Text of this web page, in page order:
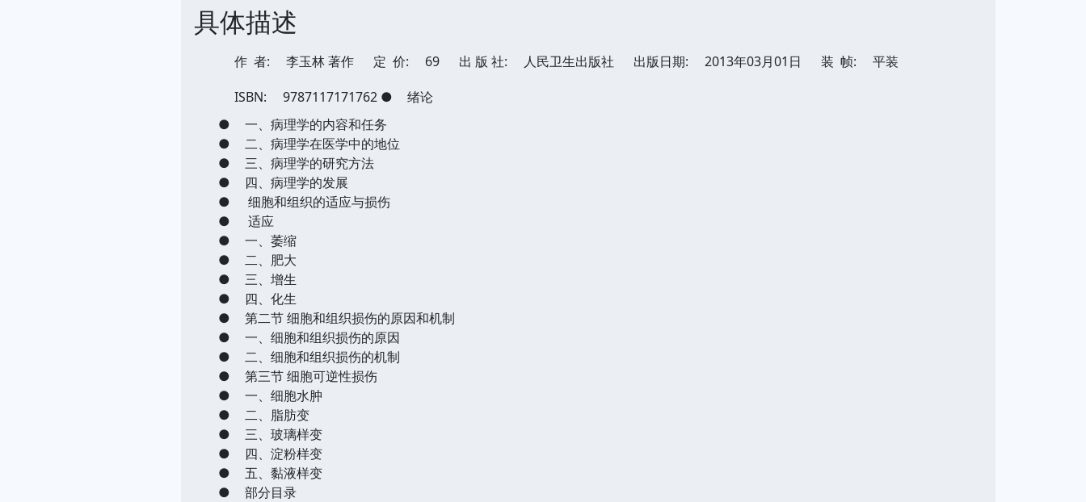
具体描述
作 者: 李玉林 著作 定 价: 69 出 版 社: 人民卫生出版社 出版日期: 2013年03月01日 装 帧:
平装
ISBN:
9787117171762 ●
绪论
●
一、病理学的内容和任务
●
二、病理学在医学中的地位
●
三、病理学的研究方法
●
四、病理学的发展
●
细胞和组织的适应与损伤
●
适应
●
一、萎缩
●
二、肥大
●
三、增生
●
四、化生
●
第二节 细胞和组织损伤的原因和机制
●
一、细胞和组织损伤的原因
●
二、细胞和组织损伤的机制
●
第三节 细胞可逆性损伤
●
一、细胞水肿
●
二、脂肪变
●
三、玻璃样变
●
四、淀粉样变
●
五、黏液样变
●
部分目录